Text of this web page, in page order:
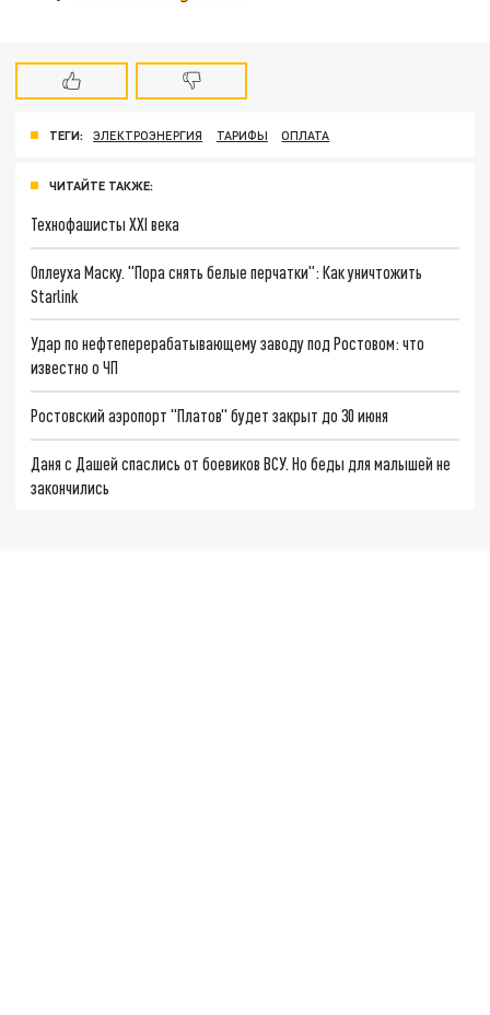
ТЕГИ: ЭЛЕКТРОЭНЕРГИЯ ТАРИФЫ ОПЛАТА
ЧИТАЙТЕ ТАКЖЕ:
Технофашисты XXI века
Оплеуха Маску. "Пора снять белые перчатки": Как уничтожить
Starlink
Удар по нефтеперерабатывающему заводу под Ростовом: что
известно о ЧП
Ростовский аэропорт "Платов" будет закрыт до 30 июня
Даня с Дашей спаслись от боевиков ВСУ. Но беды для малышей не
закончились